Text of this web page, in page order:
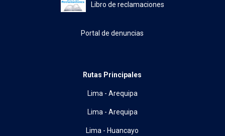
Libro de reclamaciones
Portal de denuncias
Rutas Principales
Lima - Arequipa
Lima - Arequipa
Lima - Huancayo